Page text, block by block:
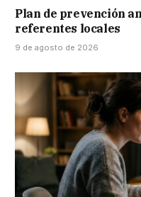
Plan de prevención
referentes locales
9 de agosto de 2026